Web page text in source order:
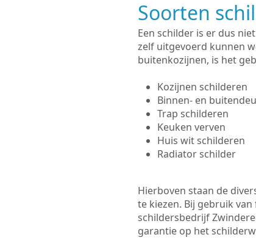
Soorten
Een schilder is er dus
zelf uitgevoerd kunnen
buitenkozijnen, is het
Kozijnen schilderen
Binnen- en
Trap schilderen
Keuken verven
Huis wit schilderen
Radiator schilder
Hierboven staan de
te kiezen. Bij gebruik
schildersbedrijf
garantie op het